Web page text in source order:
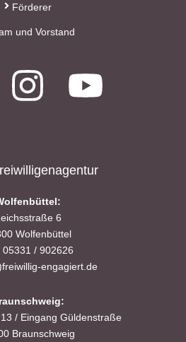
Förderer
und Vorstand
6
Wolfenbüttel
05331 / 902626
engagiert.de
/ Eingang Güldenstraße
Braunschweig